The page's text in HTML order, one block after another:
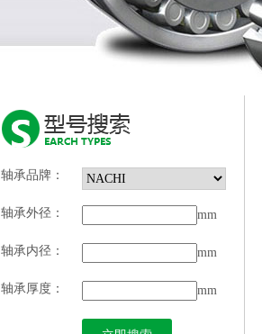
轴承品牌：
轴承外径： mm
轴承内径： mm
轴承厚度： mm